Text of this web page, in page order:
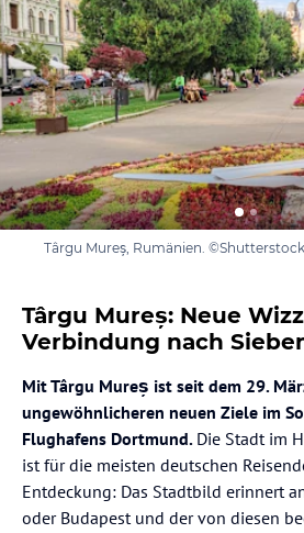
Târgu Mureș, Rumänien.
Târgu Mureș: Neue
Verbindung nach
Mit Târgu Mureș ist seit dem 29.
ungewöhnlicheren neuen Ziele im
Flughafens Dortmund. Die Stadt im
ist für die meisten deutschen
Entdeckung: Das Stadtbild erinnert
oder Budapest und der von diesen